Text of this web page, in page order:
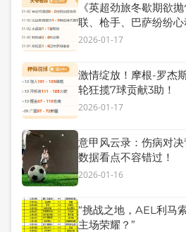
《英超劲旅冬歇期欲
联、枪手、巴萨纷纷心
2026-01-17
激情绽放！摩根-罗杰
轮狂揽7球贡献3助！
2026-01-17
意甲风云录：伤病对
数据看点不容错过！
2026-01-16
“挑战之地，AEL利马
主场荣耀？”